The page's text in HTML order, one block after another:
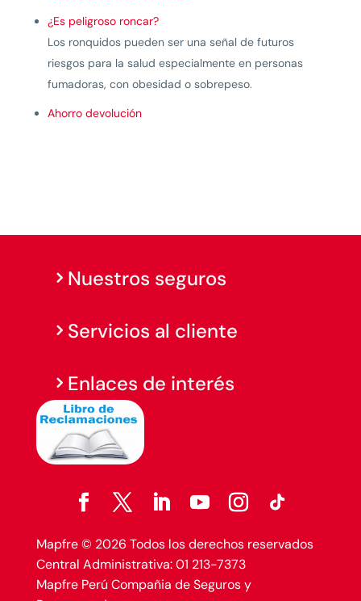
¿Es peligroso roncar?
Los ronquidos pueden ser una señal de futuros
riesgos para la salud especialmente en personas
fumadoras, con obesidad o sobrepeso.
Ahorro devolución
Nuestros seguros
Servicios al cliente
Enlaces de interés
Mapfre © 2026 Todos los derechos reservados
Central Administrativa: 01 213-7373
Mapfre Perú Compañia de Seguros y